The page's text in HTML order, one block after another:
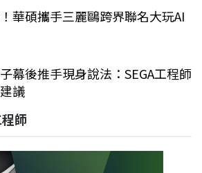
華碩攜手三麗鷗跨界聯名大玩AI
幕後推手現身說法：SEGA工程師
議
師